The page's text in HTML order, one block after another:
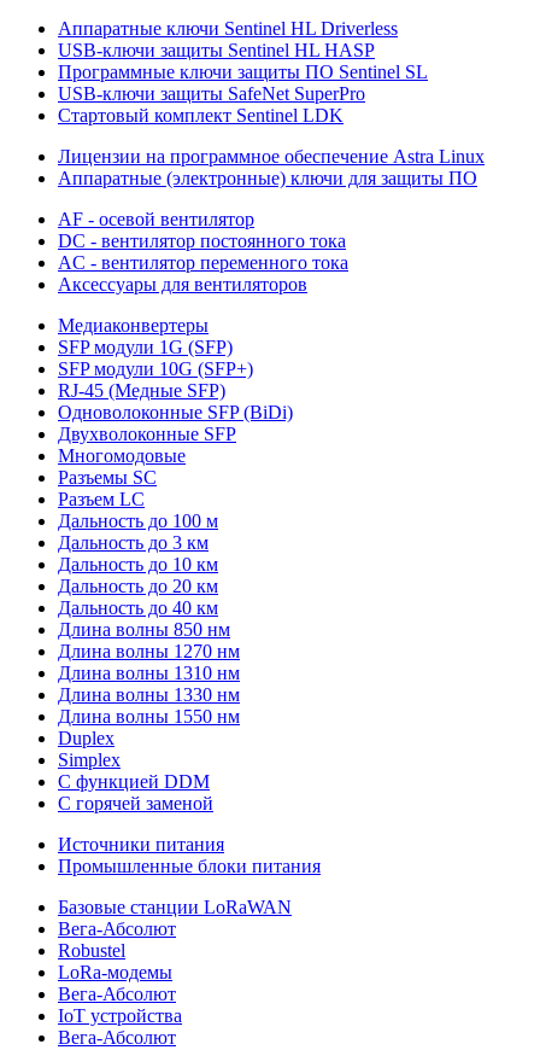
Аппаратные ключи Sentinel HL Driverless
USB-ключи защиты Sentinel HL HASP
Программные ключи защиты ПО Sentinel SL
USB-ключи защиты SafeNet SuperPro
Стартовый комплект Sentinel LDK
Лицензии на программное обеспечение Astra Linux
Аппаратные (электронные) ключи для защиты ПО
AF - осевой вентилятор
DC - вентилятор постоянного тока
AC - вентилятор переменного тока
Аксессуары для вентиляторов
Медиаконвертеры
SFP модули 1G (SFP)
SFP модули 10G (SFP+)
RJ-45 (Медные SFP)
Одноволоконные SFP (BiDi)
Двухволоконные SFP
Многомодовые
Разъемы SC
Разъем LC
Дальность до 100 м
Дальность до 3 км
Дальность до 10 км
Дальность до 20 км
Дальность до 40 км
Длина волны 850 нм
Длина волны 1270 нм
Длина волны 1310 нм
Длина волны 1330 нм
Длина волны 1550 нм
Duplex
Simplex
С функцией DDM
С горячей заменой
Источники питания
Промышленные блоки питания
Базовые станции LoRaWAN
Вега-Абсолют
Robustel
LoRa-модемы
Вега-Абсолют
IoT устройства
Вега-Абсолют